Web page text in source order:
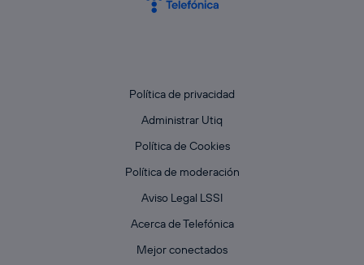
Política de privacidad
Administrar Utiq
Política de Cookies
Política de moderación
Aviso Legal LSSI
Acerca de Telefónica
Mejor conectados